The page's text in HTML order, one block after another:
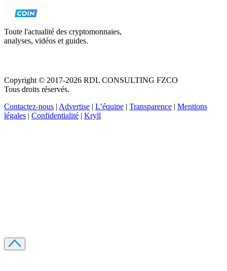
Toute l'actualité des cryptomonnaies,
analyses, vidéos et guides.
Copyright © 2017-2026 RDL CONSULTING FZCO
Tous droits réservés.
Contactez-nous | Advertise | L’équipe | Transparence | Mentions
légales | Confidentialité | Kryll